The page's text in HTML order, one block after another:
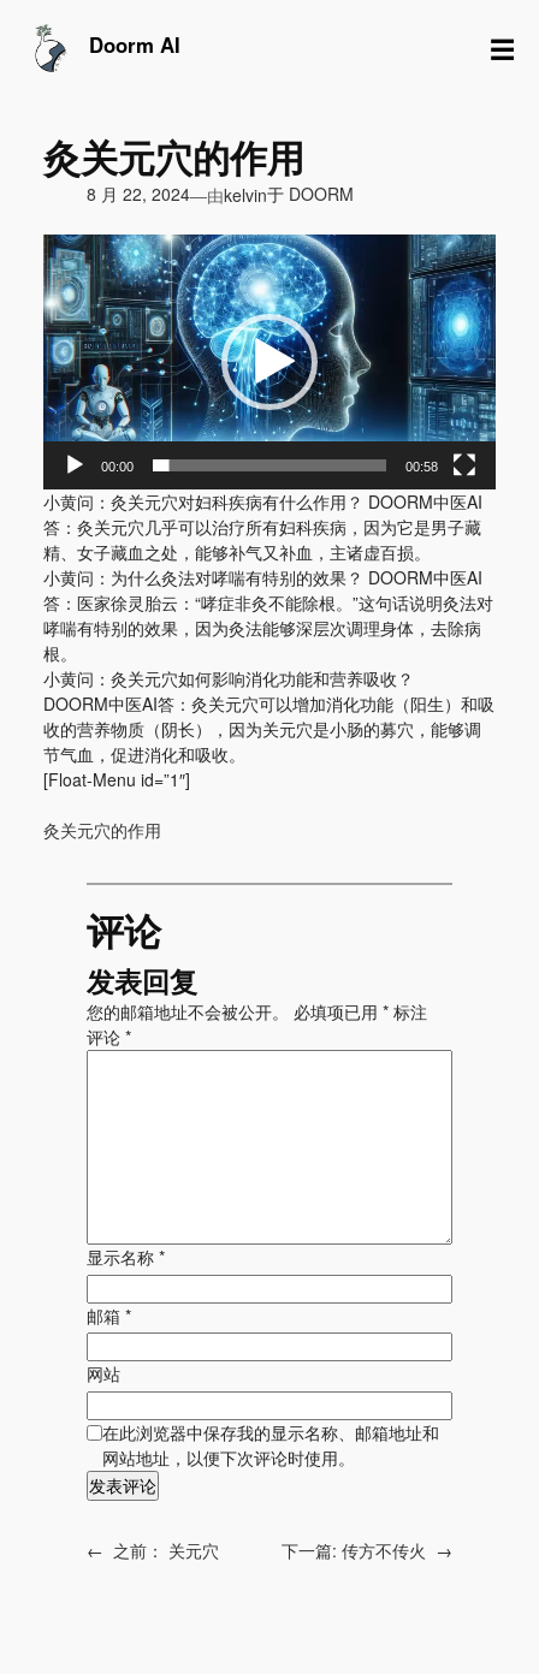
Doorm AI ☰
灸关元穴的作用
8 月 22, 2024—由kelvin于 DOORM
视
频
播
放
器
00:00 00:58
小黄问：灸关元穴对妇科疾病有什么作用？ DOORM中医AI
答：灸关元穴几乎可以治疗所有妇科疾病，因为它是男子藏
精、女子藏血之处，能够补气又补血，主诸虚百损。
小黄问：为什么灸法对哮喘有特别的效果？ DOORM中医AI
答：医家徐灵胎云：“哮症非灸不能除根。”这句话说明灸法对
哮喘有特别的效果，因为灸法能够深层次调理身体，去除病
根。
小黄问：灸关元穴如何影响消化功能和营养吸收？
DOORM中医AI答：灸关元穴可以增加消化功能（阳生）和吸
收的营养物质（阴长），因为关元穴是小肠的募穴，能够调
节气血，促进消化和吸收。
[Float-Menu id=”1″]
灸关元穴的作用
评论
发表回复
您的邮箱地址不会被公开。 必填项已用 *标注
评论 *
显示名称 *
邮箱 *
网站
在此浏览器中保存我的显示名称、邮箱地址和
网站地址，以便下次评论时使用。
← 之前： 关元穴 下一篇:传方不传火 →